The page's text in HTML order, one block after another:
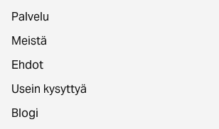
Palvelu
Meistä
Ehdot
Usein kysyttyä
Blogi